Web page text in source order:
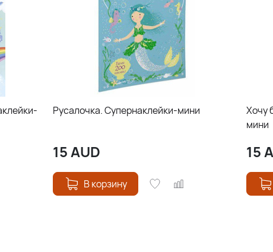
Русалочка. Супернаклейки-мини
15AUD
В корзину
Хочу
мини
15